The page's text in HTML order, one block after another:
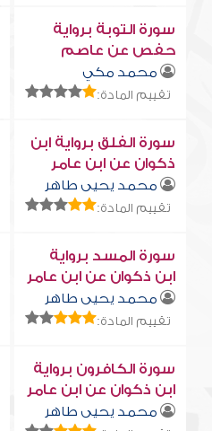
سورة التوبة برواية
حفص عن عاصم
محمد مكي
تقييم المادة:
سورة الفلق برواية ابن
ذكوان عن ابن عامر
محمد يحيى طاهر
تقييم المادة:
سورة المسد برواية
ابن ذكوان عن ابن عامر
محمد يحيى طاهر
تقييم المادة:
سورة الكافرون برواية
ابن ذكوان عن ابن عامر
محمد يحيى طاهر